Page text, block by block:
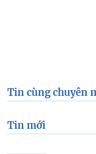
Tin cùng chuyên
Tin mới